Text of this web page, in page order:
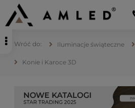
Iluminacje świąteczne
Konie i Karoce 3D